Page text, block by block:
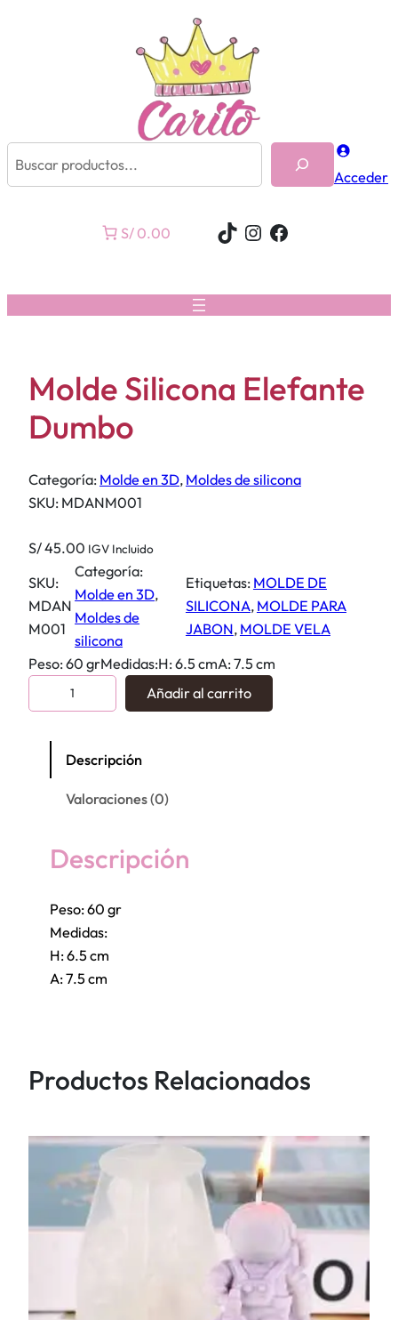
Acceder
S/ 0.00 TikTok
Instagram
Facebook
Molde Silicona Elefante
Dumbo
Categoría: Molde en 3D, Moldes de silicona
SKU: MDANM001
S/45.00 IGV Incluido
SKU:
MDAN
M001
Categoría:
Molde en 3D
Moldes de
silicona
Etiquetas: MOLDE DE
SILICONA, MOLDE PARA
JABON, MOLDE VELA
Peso: 60 grMedidas:H: 6.5 cmA: 7.5 cm
o
a
e
a
Añadir al carrito
Descripción
Valoraciones (0)
Descripción
Peso: 60 gr
Medidas:
H: 6.5 cm
A: 7.5 cm
Productos Relacionados